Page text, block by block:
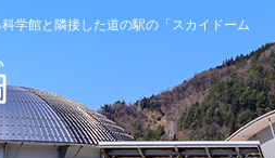
学館と隣接した道の駅の「スカイドーム